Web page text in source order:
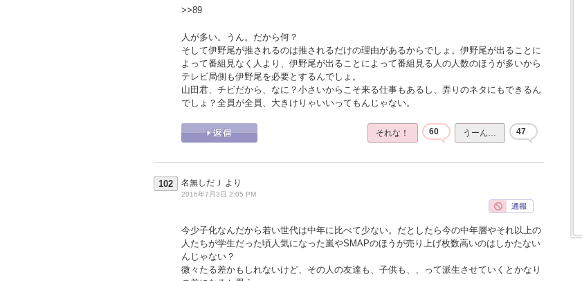
>>89
人が多い。うん。だから何？
そして伊野尾が推されるのは推されるだけの理由があるからでしょ。伊野尾が出ることに
よって番組見なく人より、伊野尾が出ることによって番組見る人の人数のほうが多いから
テレビ局側も伊野尾を必要とするんでしょ。
山田君、チビだから、なに？小さいからこそ来る仕事もあるし、弄りのネタにもできるん
でしょ？全員が全員、大きけりゃいいってもんじゃない。
それな！ 60 うーん… 47
102 名無しだＪ より
2016年7月3日 2:05 PM
今少子化なんだから若い世代は中年に比べて少ない。だとしたら今の中年層やそれ以上の
人たちが学生だった頃人気になった嵐やSMAPのほうが売り上げ枚数高いのはしかたない
んじゃない？
微々たる差かもしれないけど、その人の友達も、子供も、、って派生させていくとかなり